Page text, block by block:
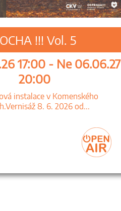
!!! Vol. 5
17:00 - Ne 06.06.27
20:00
instalace v Komenského
8. 6. 2026 od...